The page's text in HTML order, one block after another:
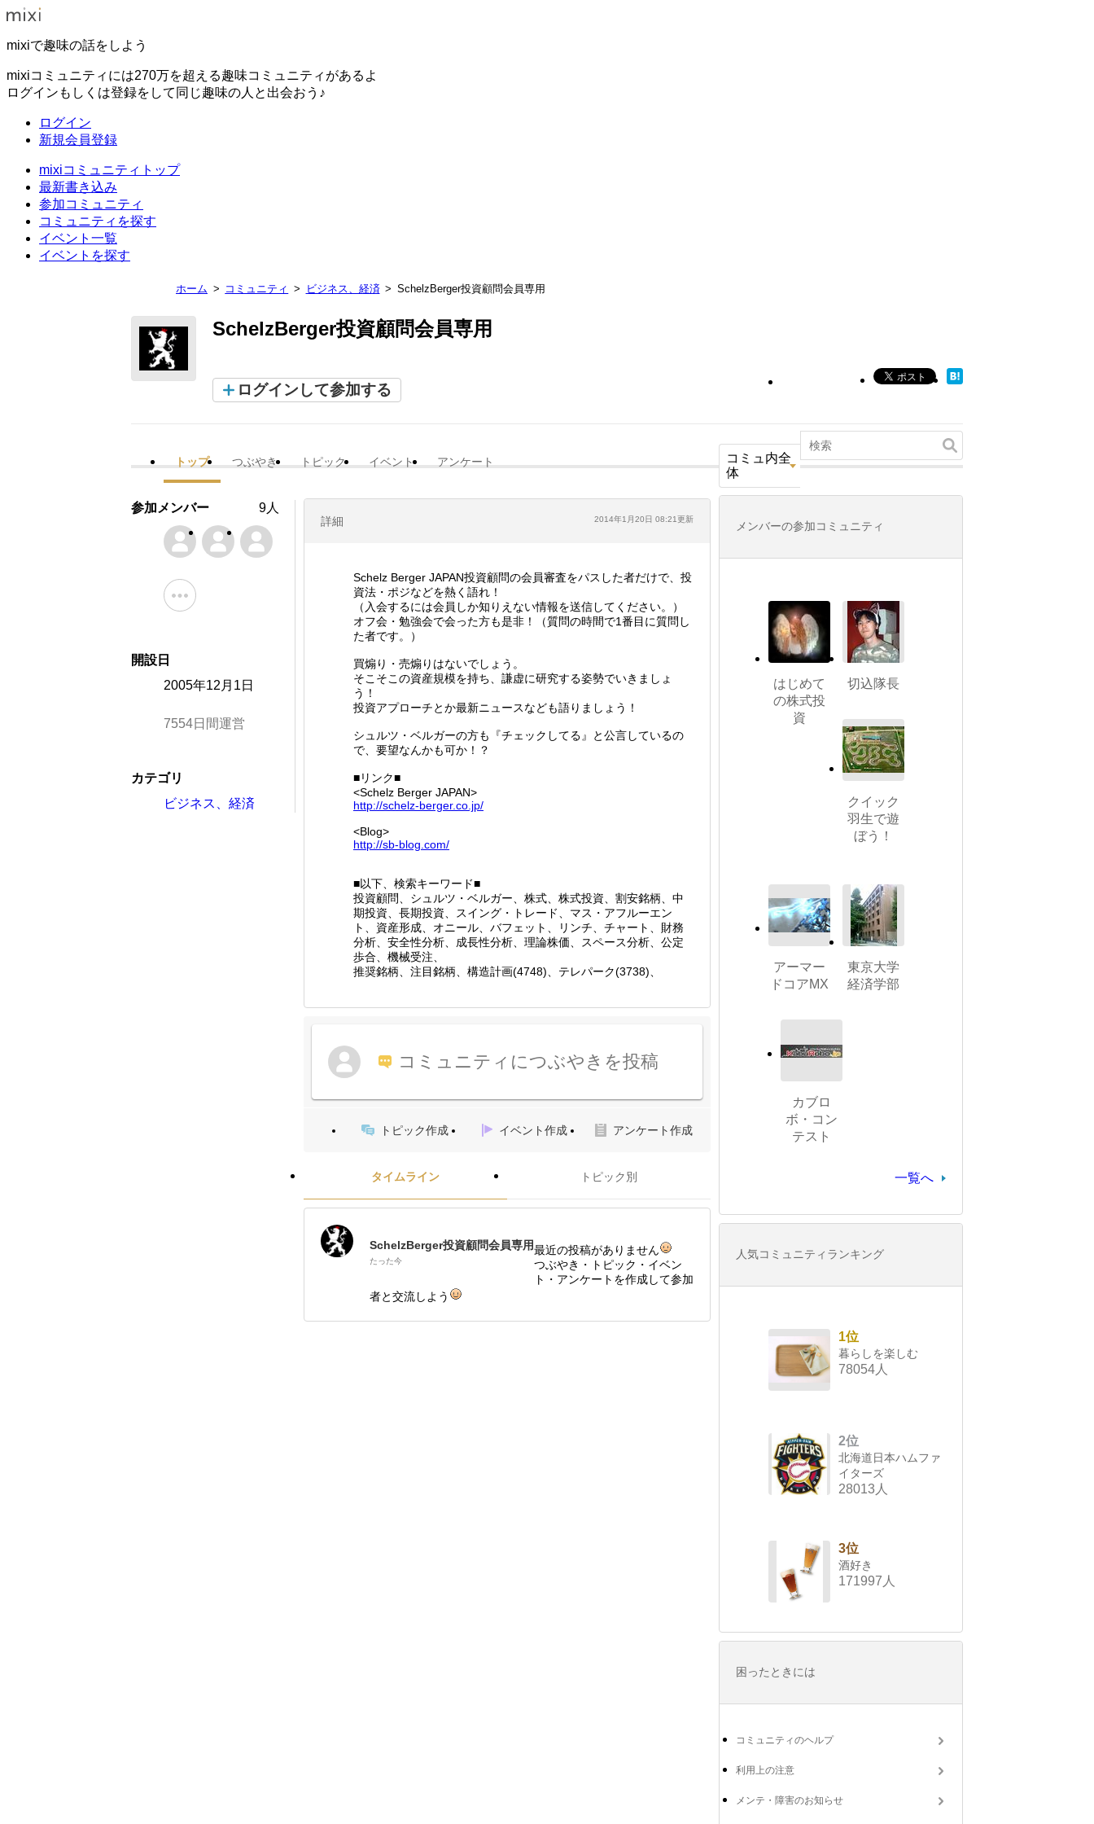
mixiで趣味の話をしよう
mixiコミュニティには270万を超える趣味コミュニティがあるよ
ログインもしくは登録をして同じ趣味の人と出会おう♪
ログイン
新規会員登録
mixiコミュニティトップ
最新書き込み
参加コミュニティ
コミュニティを探す
イベント一覧
イベントを探す
ホーム コミュニティ ビジネス、経済 SchelzBerger投資顧問会員専用
SchelzBerger投資顧問会員専用
ログインして参加する
トップ つぶやき トピック イベント アンケート
コミュ内全
体
詳細 2014年1月20日 08:21更新
Schelz Berger JAPAN投資顧問の会員審査をパスした者だけで、投
資法・ポジなどを熱く語れ！
（入会するには会員しか知りえない情報を送信してください。）
オフ会・勉強会で会った方も是非！（質問の時間で1番目に質問し
た者です。）
買煽り・売煽りはないでしょう。
そこそこの資産規模を持ち、謙虚に研究する姿勢でいきましょ
う！
投資アプローチとか最新ニュースなども語りましょう！
シュルツ・ベルガーの方も『チェックしてる』と公言しているの
で、要望なんかも可か！？
■リンク■
<Schelz Berger JAPAN>
http://schelz-berger.co.jp/
<Blog>
http://sb-blog .com/
■以下、検索キーワード■
投資顧問、シュルツ・ベルガー、株式、株式投資、割安銘柄、中
期投資、長期投資、スイング・トレード、マス・アフルーエン
ト、資産形成、オニール、バフェット、リンチ、チャート、財務
分析、安全性分析、成長性分析、理論株価、スペース分析、公定
歩合、機械受注、
推奨銘柄、注目銘柄、構造計画(4748)、テレパーク(3738)、
コミュニティにつぶやきを投稿
トピック作成 イベント作成 アンケート作成
タイムライン トピック別
SchelzBerger投資顧問会員専用
たった今
最近の投稿がありません
つぶやき・トピック・イベン
ト・アンケートを作成して参加
者と交流しよう
参加メンバー 9人
開設日
2005年12月1日
7554日間運営
カテゴリ
ビジネス、経済
メンバーの参加コミュニティ
はじめて
の株式投
資
切込隊長
クイック
羽生で遊
ぼう！
アーマー
ドコアMX
東京大学
経済学部
カブロ
ボ・コン
テスト
一覧へ
人気コミュニティランキング
1位
暮らしを楽しむ
78054人
2位
北海道日本ハムファ
イターズ
28013人
3位
酒好き
171997人
困ったときには
コミュニティのヘルプ
利用上の注意
メンテ・障害のお知らせ